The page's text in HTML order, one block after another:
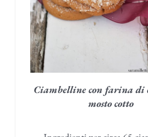
Ciambelline con farina di
mosto cotto